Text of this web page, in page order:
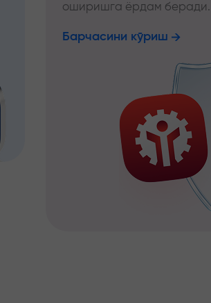
оширишга ёрдам беради.
Барчасини кўриш